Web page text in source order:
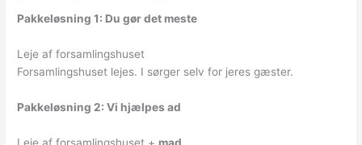
Pakkeløsning 1: Du gør det meste
Leje af forsamlingshuset
Forsamlingshuset lejes. I sørger selv for jeres gæster.
Pakkeløsning 2: Vi hjælpes ad